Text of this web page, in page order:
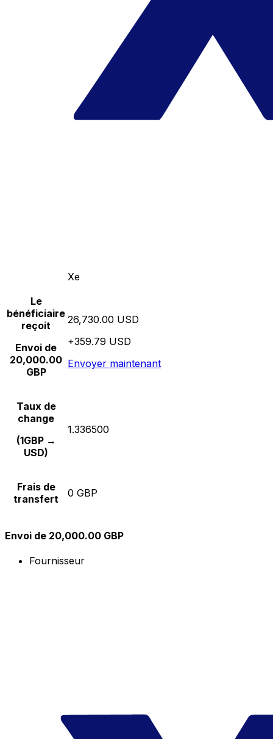
Xe
Le
bénéficiaire
reçoit
Envoi de
20,000.00
GBP
26,730.00 USD
+359.79 USD
Envoyer maintenant
Taux de
change
(1GBP →
USD)
1.336500
Frais de
transfert
0 GBP
Envoi de 20,000.00 GBP
Fournisseur